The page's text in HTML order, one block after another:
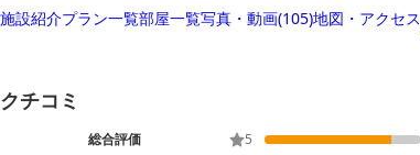
施設紹介プラン一覧部屋一覧写真・動画(105)地図・アクセス
クチコミ
総合評価 5